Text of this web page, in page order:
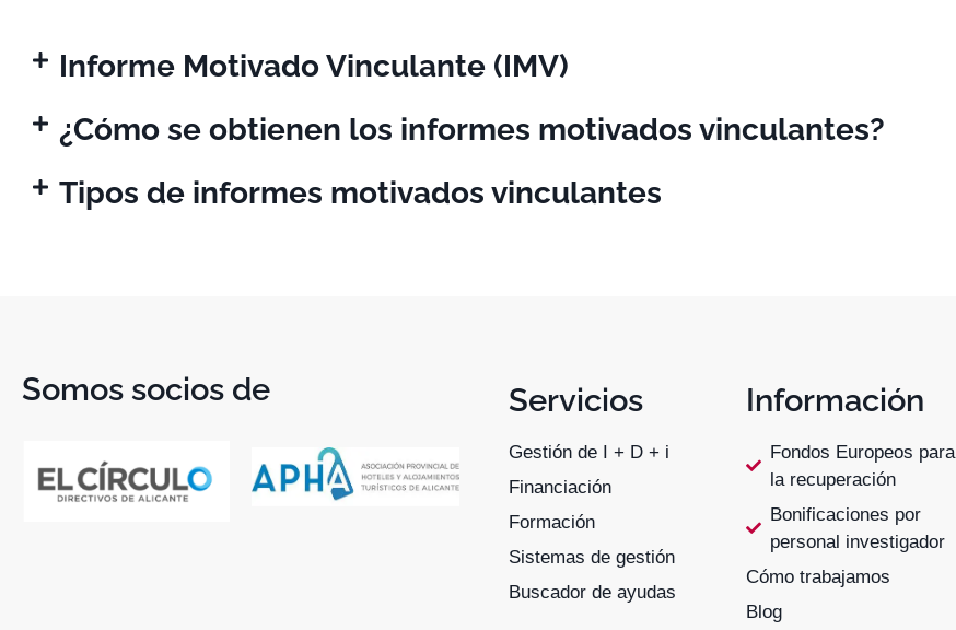
Informe Motivado Vinculante (IMV)
¿Cómo se obtienen los informes motivados vinculantes?
Tipos de informes motivados vinculantes
Somos socios de Servicios
Gestión de I + D + i
Financiación
Formación
Sistemas de gestión
Buscador de ayudas
Información
Fondos Europeos para
la recuperación
Bonificaciones por
personal investigador
Cómo trabajamos
Blog